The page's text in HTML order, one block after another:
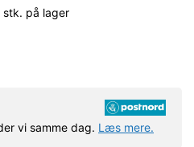
stk. på lager
vi samme dag. Læs mere.